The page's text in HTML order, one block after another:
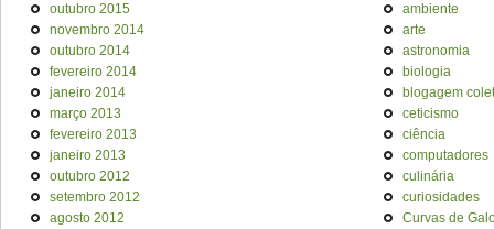
outubro 2015
novembro 2014
outubro 2014
fevereiro 2014
janeiro 2014
março 2013
fevereiro 2013
janeiro 2013
outubro 2012
setembro 2012
agosto 2012
ambiente
arte
astronomia
biologia
blogagem
ceticismo
ciência
computadores
culinária
curiosidades
Curvas de